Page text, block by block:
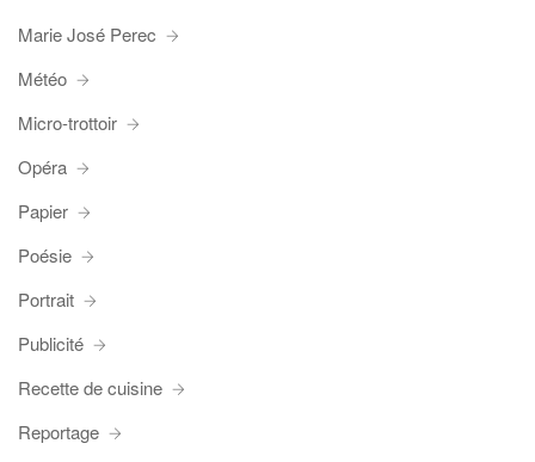
Marie José Perec
Météo
Micro-trottoir
Opéra
Papier
Poésie
Portrait
Publicité
Recette de cuisine
Reportage